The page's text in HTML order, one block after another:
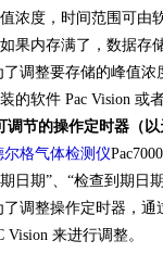
浓度，时间范围可由
果内存满了，数据存
调整要存储的峰值浓
的软件 Pac Vision 或
调节的操作定时器（
尔格气体检测仪
日期”、“检查到期日
调整操作定时器，通
Vision 来进行调整。